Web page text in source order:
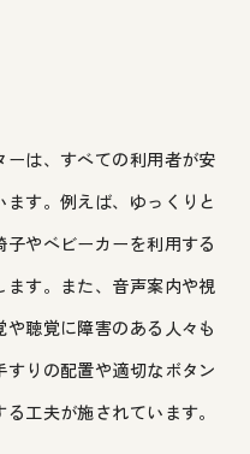
は、すべての利用者が安
す。例えば、ゆっくりと
やベビーカーを利用する
す。また、音声案内や視
聴覚に障害のある人々も
りの配置や適切なボタン
工夫が施されています。